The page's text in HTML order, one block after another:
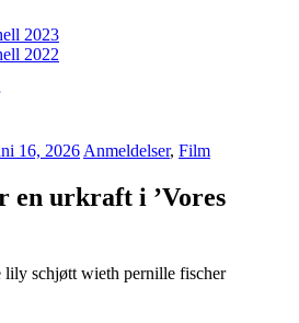
2023
2022
16, 2026 Anmeldelser, Film
en urkraft i ’Vores